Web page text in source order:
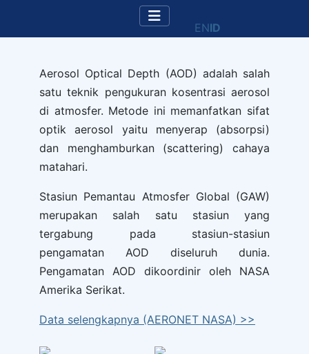
ENID
Aerosol Optical Depth (AOD) adalah salah
satu teknik pengukuran kosentrasi aerosol
di atmosfer. Metode ini memanfatkan sifat
optik aerosol yaitu menyerap (absorpsi)
dan menghamburkan (scattering) cahaya
matahari.
Stasiun Pemantau Atmosfer Global (GAW)
merupakan salah satu stasiun yang
tergabung pada stasiun-stasiun
pengamatan AOD diseluruh dunia.
Pengamatan AOD dikoordinir oleh NASA
Amerika Serikat.
Data selengkapnya (AERONET NASA) >>